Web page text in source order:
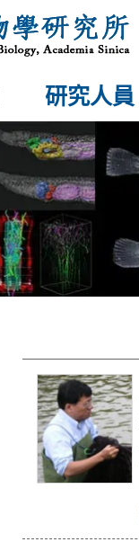
研究人員
文
章
內